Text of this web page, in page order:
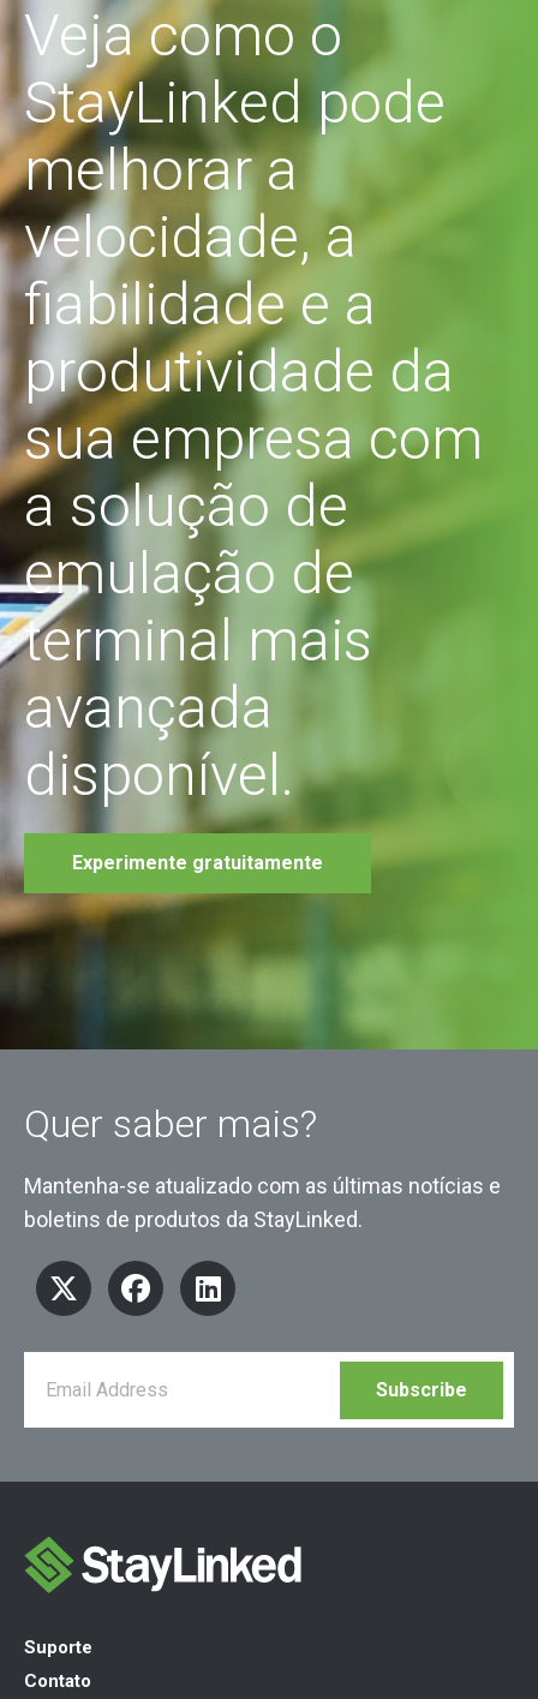
Veja como o
StayLinked pode
melhorar a
velocidade, a
fiabilidade e a
produtividade da
sua empresa com
a solução de
emulação de
terminal mais
avançada
disponível.
Experimente gratuitamente
Quer saber mais?
Mantenha-se atualizado com as últimas notícias e
boletins de produtos da StayLinked.
Suporte
Contato